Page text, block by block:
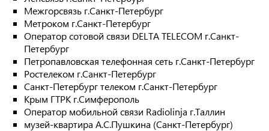
Межгорсвязь г.Санкт-Петербург
Метроком г.Санкт-Петербург
Оператор сотовой связи DELTA TELECOM г.Санкт-
Петербург
Петропавловская телефонная сеть г.Санкт-Петербург
Ростелеком г.Санкт-Петербург
Санкт-Петербург телеком г.Санкт-Петербург
Крым ГТРК г.Симферополь
Оператор мобильной связи Radiolinja г.Таллин
музей-квартира А.С.Пушкина (Санкт-Петербург)